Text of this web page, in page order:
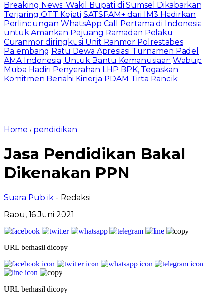
Breaking News: Wakil Bupati di Sumsel Dikabarkan
Terjaring OTT Kejati SATSPAM+ dari IM3 Hadirkan
Perlindungan WhatsApp Call Pertama di Indonesia
untuk Amankan Pejuang Ramadan Pelaku
Curanmor diringkusi Unit Ranmor Polrestabes
Palembang Ratu Dewa Apresiasi Turnamen Padel
AMA Indonesia, Untuk Bantu Kemanusiaan Wabup
Muba Hadiri Penyerahan LHP BPK, Tegaskan
Komitmen Benahi Kinerja PDAM Tirta Randik
Home / pendidikan
Jasa Pendidikan Bakal
Dikenakan PPN
Suara Publik - Redaksi
Rabu, 16 Juni 2021
URL berhasil dicopy
URL berhasil dicopy